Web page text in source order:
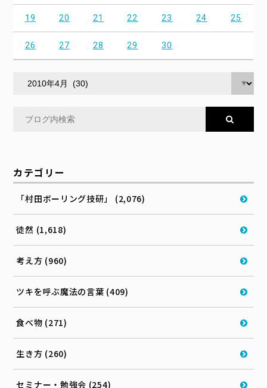
19 20 21 22 23 24 25
26 27 28 29 30
カテゴリー
「村田ボーリング技研」 (2,076)
徒然 (1,618)
考え方 (960)
ツキを呼ぶ魔法の言葉 (409)
食べ物 (271)
生き方 (260)
セミナー・勉強会 (254)